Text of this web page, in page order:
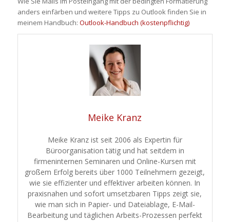
anders einfärben und weitere Tipps zu Outlook finden Sie in
meinem Handbuch: Outlook-Handbuch (kostenpflichtig)
Meike Kranz
Meike Kranz ist seit 2006 als Expertin für
Büroorganisation tätig und hat seitdem in
firmeninternen Seminaren und Online-Kursen mit
großem Erfolg bereits über 1000 Teilnehmern gezeigt,
wie sie effizienter und effektiver arbeiten können. In
praxisnahen und sofort umsetzbaren Tipps zeigt sie,
wie man sich in Papier- und Dateiablage, E-Mail-
Bearbeitung und täglichen Arbeits-Prozessen perfekt